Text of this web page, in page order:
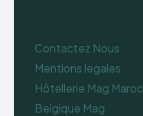
Contactez Nous
Mentions legales
Hôtellerie Mag Maroc
Belgique Mag